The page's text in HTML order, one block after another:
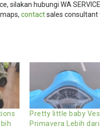
silakan hubungi WA SERVICE
contactsales consultant
Pretty little baby
Primavera Lebih dari